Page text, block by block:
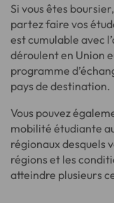
Si vous êtes
partez faire vos
est cumulable avec
déroulent en Union
programme
pays de destination.
Vous pouvez
mobilité étudiante
régionaux desquels
régions et les
atteindre plusieurs